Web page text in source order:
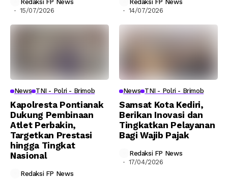
Redaksi FP News
15/07/2026
Redaksi FP News
14/07/2026
News TNI - Polri - Brimob
Kapolresta Pontianak
Dukung Pembinaan
Atlet Perbakin,
Targetkan Prestasi
hingga Tingkat
Nasional
Redaksi FP News
News TNI - Polri - Brimob
Samsat Kota Kediri,
Berikan Inovasi dan
Tingkatkan Pelayanan
Bagi Wajib Pajak
Redaksi FP News
17/04/2026